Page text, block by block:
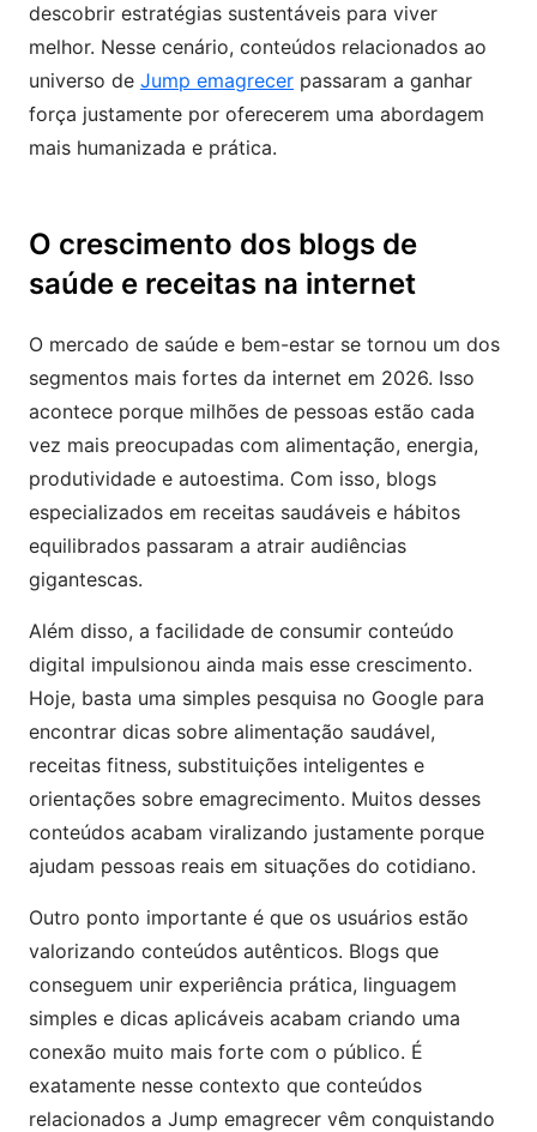
descobrir estratégias sustentáveis para viver
melhor. Nesse cenário, conteúdos relacionados ao
universo de Jump emagrecer passaram a ganhar
força justamente por oferecerem uma abordagem
mais humanizada e prática.
O crescimento dos blogs de
saúde e receitas na internet
O mercado de saúde e bem-estar se tornou um dos
segmentos mais fortes da internet em 2026. Isso
acontece porque milhões de pessoas estão cada
vez mais preocupadas com alimentação, energia,
produtividade e autoestima. Com isso, blogs
especializados em receitas saudáveis e hábitos
equilibrados passaram a atrair audiências
gigantescas.
Além disso, a facilidade de consumir conteúdo
digital impulsionou ainda mais esse crescimento.
Hoje, basta uma simples pesquisa no Google para
encontrar dicas sobre alimentação saudável,
receitas fitness, substituições inteligentes e
orientações sobre emagrecimento. Muitos desses
conteúdos acabam viralizando justamente porque
ajudam pessoas reais em situações do cotidiano.
Outro ponto importante é que os usuários estão
valorizando conteúdos autênticos. Blogs que
conseguem unir experiência prática, linguagem
simples e dicas aplicáveis acabam criando uma
conexão muito mais forte com o público. É
exatamente nesse contexto que conteúdos
relacionados a Jump emagrecer vêm conquistando